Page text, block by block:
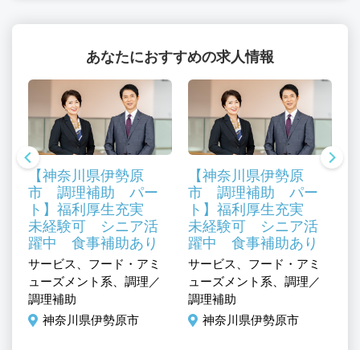
あなたにおすすめの求人情報
【神奈川県伊勢原
市 調理補助 パー
ト】福利厚生充実
未経験可 シニア活
躍中 食事補助あり
サービス、フード・アミ
ューズメント系、調理／
調理補助
神奈川県伊勢原市
【神奈川県伊勢原
市 調理補助 パー
ト】福利厚生充実
未経験可 シニア活
躍中 食事補助あり
サービス、フード・アミ
ューズメント系、調理／
調理補助
神奈川県伊勢原市